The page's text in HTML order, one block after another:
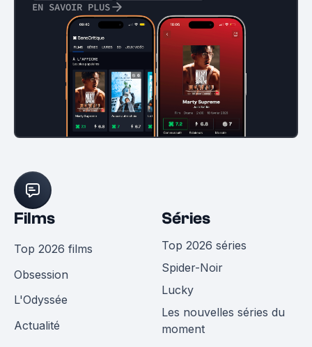
EN SAVOIR PLUS
Films
Top 2026 films
Obsession
L'Odyssée
Actualité
Séries
Top 2026 séries
Spider-Noir
Lucky
Les nouvelles séries du
moment